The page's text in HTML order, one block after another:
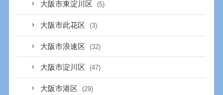
大阪市東淀川区 (5)
大阪市此花区 (3)
大阪市浪速区 (32)
大阪市淀川区 (47)
大阪市港区 (29)